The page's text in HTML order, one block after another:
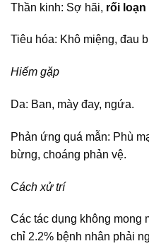
Thần kinh: Sợ hãi, rối loạn
Tiêu hóa: Khô miệng, đau
Hiếm gặp
Da: Ban, mày đay, ngứa.
Phản ứng quá mẫn: Phù
bừng, choáng phản vệ.
Cách xử trí
Các tác dụng không mong
chỉ 2.2% bệnh nhân phải